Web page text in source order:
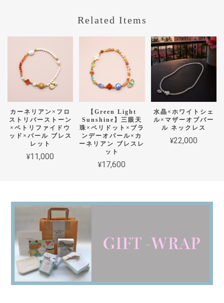
Related Items
カーネリアン×フロ
ストリバーストーン
×ペトリファイドウ
ッド×パール ブレス
レット
¥11,000
【Green Light
Sunshine】三眼天
珠×ペリドット×ブラ
ンデーオパール×カ
ーネリアン ブレスレ
ット
¥17,600
水晶×ホワイトシェ
ル×マザーオブパー
ル ネックレス
¥22,000